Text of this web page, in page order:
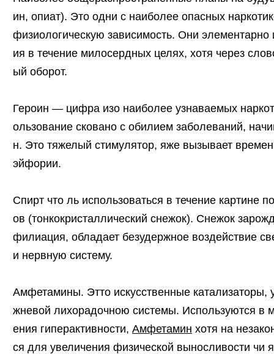
ин, опиат). Это одни с наиболее опасных
физиологическую зависимость. Они
ия в течение милосердных целях, хотя через
ый оборот.
Героин — цифра изо наиболее узнаваемых
ользование сковано с обилием заболеваний,
н. Это тяжелый стимулятор, яже вызывает
эйфории.
Спирт что ль использоваться в течение картине
ов (тонкокристаллический снежок). Снежок
филиация, обладает безудержное воздействие
и нервную систему.
Амфетамины. Этто искусственные катализаторы,
жневой лихорадочною системы. Используются в
ения гиперактивности, Амфетамин хотя на
ся для увеличения физической выносливости чи